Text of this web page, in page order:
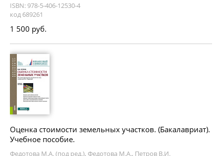
ISBN: 978-5-406-12530-4
код 689261
1 500 руб.
Оценка стоимости земельных участков. (Бакалавриат).
Учебное пособие.
Федотова М.А. (под ред.), Федотова М.А., Петров В.И.